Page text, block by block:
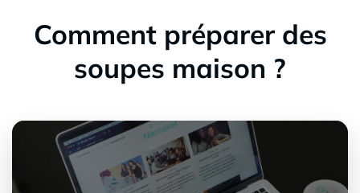
Comment préparer des
soupes maison ?